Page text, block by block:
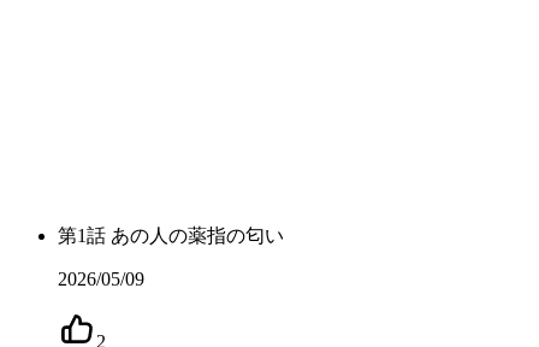
第1話 あの人の薬指の匂い
2026/05/09
2